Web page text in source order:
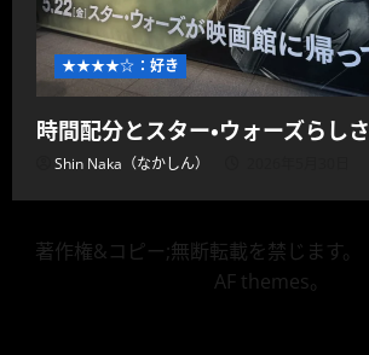
★★★★☆：好き
時間配分とスター・ウォーズらしさ
Shin Naka（なかしん）
著作権&コピー;無断転載を禁じます。
AF themes。